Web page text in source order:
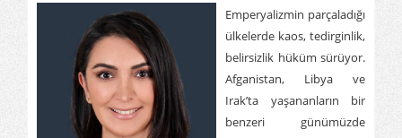
Emperyalizmin parçaladığı
ülkelerde kaos, tedirginlik,
belirsizlik hüküm sürüyor.
Afganistan, Libya ve
Irak’ta yaşananların bir
benzeri günümüzde